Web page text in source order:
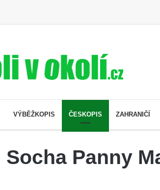
VÝBĚŽKOPIS ČESKOPIS ZAHRANIČÍ
Socha Panny